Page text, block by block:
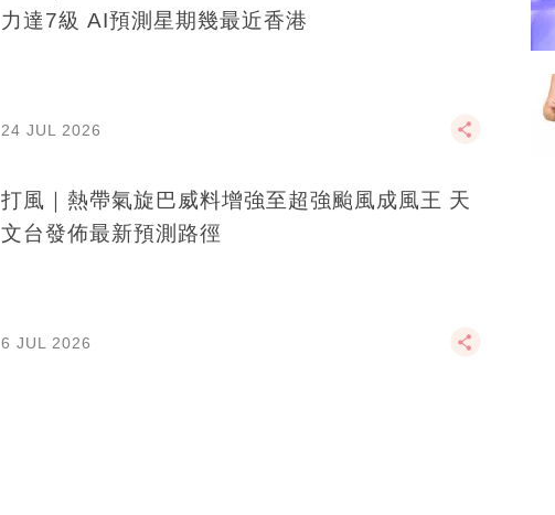
力達7級 AI預測星期幾最近香港
24 JUL 2026
打風｜熱帶氣旋巴威料增強至超強颱風成風王 天
文台發佈最新預測路徑
6 JUL 2026